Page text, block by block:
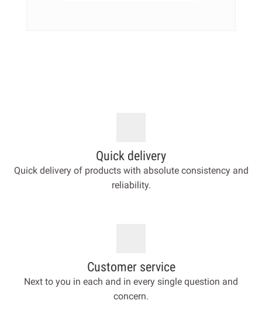
Quick delivery
Quick delivery of products with absolute consistency and
reliability.
Customer service
Next to you in each and in every single question and
concern.